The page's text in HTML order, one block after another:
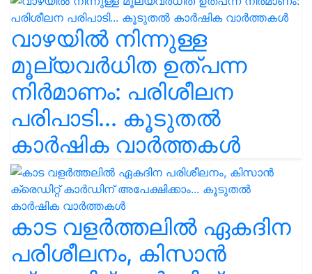
വാഴയിൽ നിന്നുള്ള
മൂല്യവർധിത ഉത്പന്ന
നിർമാണം: പരിശീലന
പരിപാടി... കൂടുതൽ
കാർഷിക വാർത്തകൾ
കാട വളര്‍ത്തലിൽ ഏകദിന
പരിശീലനം, കിസാൻ